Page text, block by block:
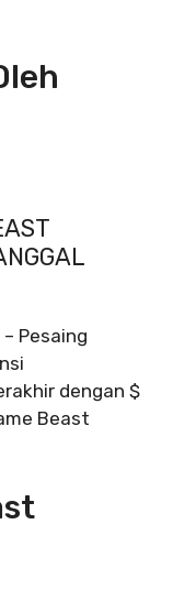
Pesaing
dengan $
Beast